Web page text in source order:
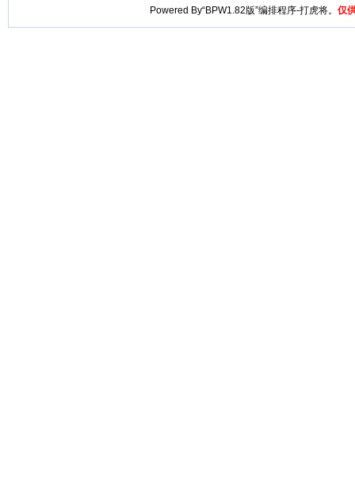
Powered By“BPW1.82版”编排程序-打虎将。 仅